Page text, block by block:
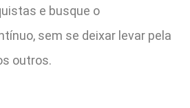
e busque o
sem se deixar levar pela
outros.